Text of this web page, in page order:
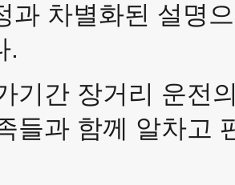
과 차별화된 설명
.
기간 장거리
운전
들과 함께 알차고